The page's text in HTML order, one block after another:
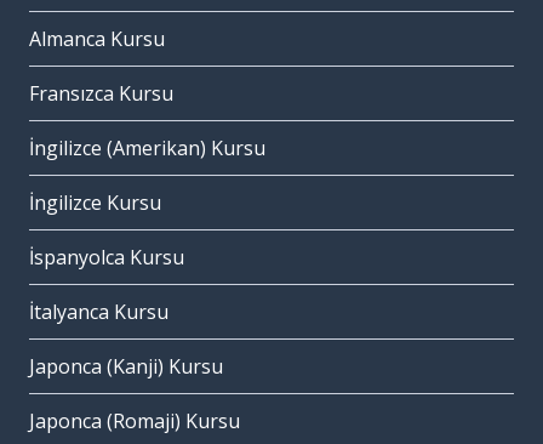
Almanca Kursu
Fransızca Kursu
İngilizce (Amerikan) Kursu
İngilizce Kursu
İspanyolca Kursu
İtalyanca Kursu
Japonca (Kanji) Kursu
Japonca (Romaji) Kursu